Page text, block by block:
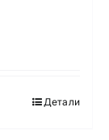
Детали